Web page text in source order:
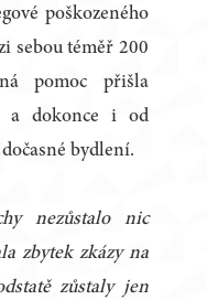
poškozeného
sebou téměř 200
pomoc přišla
a dokonce i od
bydlení.
nezůstalo nic
zbytek zkázy na
zůstaly jen